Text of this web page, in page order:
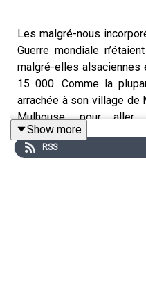
Les malgré-nous
Guerre mondiale
malgré-elles
15 000. Comme la
arrachée à son village
Mulhouse, pour aller
d’armement en
Nazis en sabotant son
Show more
RSS